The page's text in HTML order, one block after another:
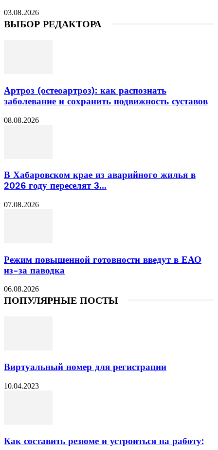
03.08.2026
ВЫБОР РЕДАКТОРА
Артроз (остеоартроз): как распознать
заболевание и сохранить подвижность суставов
08.08.2026
В Хабаровском крае из аварийного жилья в
2026 году переселят 3...
07.08.2026
Режим повышенной готовности введут в ЕАО
из-за паводка
06.08.2026
ПОПУЛЯРНЫЕ ПОСТЫ
Виртуальный номер для регистрации
10.04.2023
Как составить резюме и устроиться на работу: